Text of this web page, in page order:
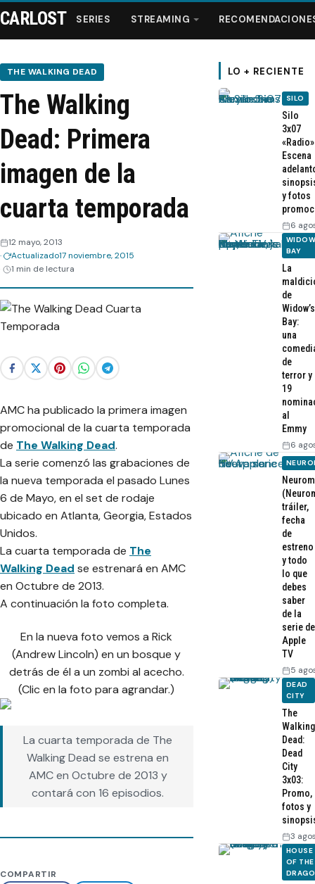
Series
Streaming
Recomendaciones
Webisodios
CARLOST SERIES STREAMING
THE WALKING DEAD
The Walking
Dead: Primera
imagen de la
cuarta temporada
12 mayo, 2013
Actualizado17 noviembre, 2015
1 min de lectura
AMC ha publicado la primera imagen
promocional de la cuarta temporada
de The Walking Dead.
La serie comenzó las grabaciones de
la nueva temporada el pasado Lunes
6 de Mayo, en el set de rodaje
ubicado en Atlanta, Georgia, Estados
Unidos.
La cuarta temporada de The
Walking Dead se estrenará en AMC
en Octubre de 2013.
A continuación la foto completa.
En la nueva foto vemos a Rick
(Andrew Lincoln) en un bosque y
detrás de él a un zombi al acecho.
(Clic en la foto para agrandar.)
La cuarta temporada de The
Walking Dead se estrena en
AMC en Octubre de 2013 y
contará con 16 episodios.
COMPARTIR
LO + RECIENTE
SILO
Silo
3x07
Escena
y fotos
6
BAY
La
de
Widow’s
Bay:
una
de
terror y
19
al
Emmy
6
tráiler,
fecha
de
estreno
y todo
lo que
debes
saber
de la
serie de
Apple
TV
5
DEAD
CITY
The
Walking
Dead:
Dead
City
3x03:
Promo,
fotos y
3
HOUSE
OF THE